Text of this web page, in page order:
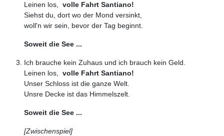
Leinen los, volle Fahrt Santiano!
Siehst du, dort wo der Mond versinkt,
woll'n wir sein, bevor der Tag beginnt.
Soweit die See ...
Ich brauche kein Zuhaus und ich brauch kein Geld.
Leinen los, volle Fahrt Santiano!
Unser Schloss ist die ganze Welt.
Unsre Decke ist das Himmelszelt.
Soweit die See ...
[Zwischenspiel]